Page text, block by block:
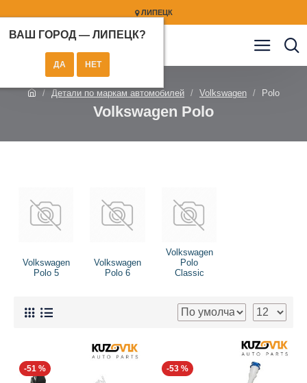
ЛИПЕЦК
ВАШ ГОРОД — ЛИПЕЦК?
Детали по маркам автомобилей Volkswagen Polo
Volkswagen Polo
Volkswagen
Polo 5
Volkswagen
Polo 6
Volkswagen
Polo
Classic
-51 % -53 %